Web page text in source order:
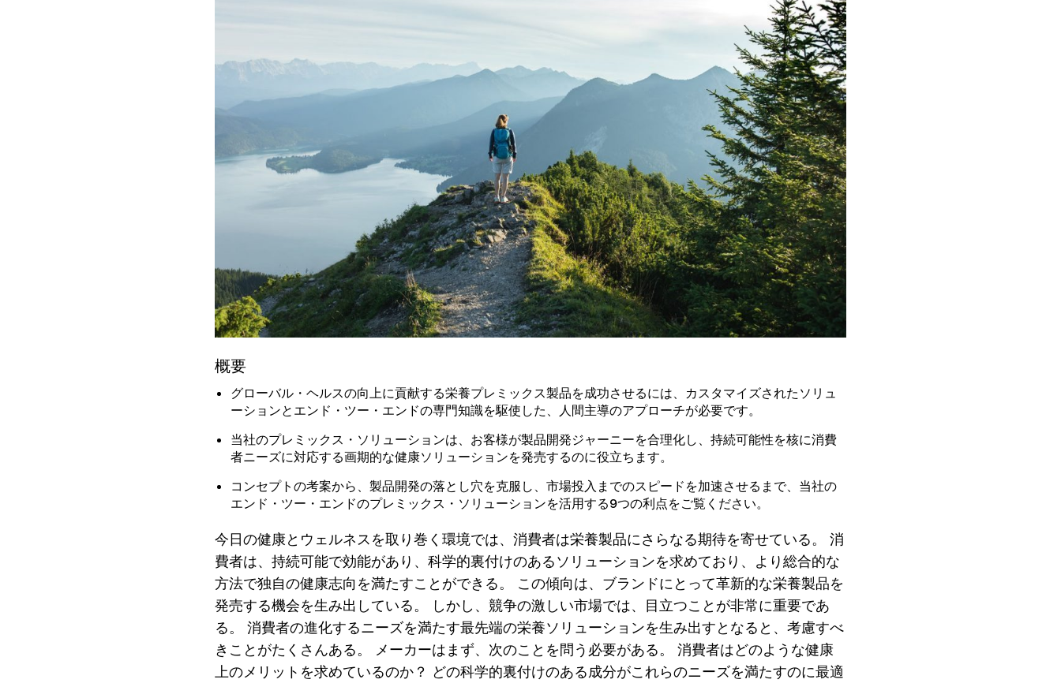
概要
グローバル・ヘルスの向上に貢献する栄養プレミックス製品を成功させるには、カスタマイズされたソリュ
ーションとエンド・ツー・エンドの専門知識を駆使した、人間主導のアプローチが必要です。
当社のプレミックス・ソリューションは、お客様が製品開発ジャーニーを合理化し、持続可能性を核に消費
者ニーズに対応する画期的な健康ソリューションを発売するのに役立ちます。
コンセプトの考案から、製品開発の落とし穴を克服し、市場投入までのスピードを加速させるまで、当社の
エンド・ツー・エンドのプレミックス・ソリューションを活用する9つの利点をご覧ください。
今日の健康とウェルネスを取り巻く環境では、消費者は栄養製品にさらなる期待を寄せている。 消
費者は、持続可能で効能があり、科学的裏付けのあるソリューションを求めており、より総合的な
方法で独自の健康志向を満たすことができる。 この傾向は、ブランドにとって革新的な栄養製品を
発売する機会を生み出している。 しかし、競争の激しい市場では、目立つことが非常に重要であ
る。 消費者の進化するニーズを満たす最先端の栄養ソリューションを生み出すとなると、考慮すべ
きことがたくさんある。 メーカーはまず、次のことを問う必要がある。 消費者はどのような健康
上のメリットを求めているのか？ どの科学的裏付けのある成分がこれらのニーズを満たすのに最適